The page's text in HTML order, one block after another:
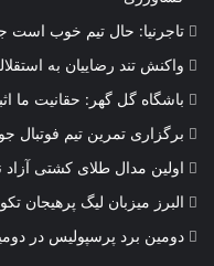
تاجرنیا: حال تیم خوب است
واکنش تند رضاییان به
باشگاه گل گهر: حقانیت ما
برگزاری تمرین تیم فوتبال
اولین مدال طلای کشتی
البرز میزبان لیگ پرهیجان
دومین برد پرسپولیس در